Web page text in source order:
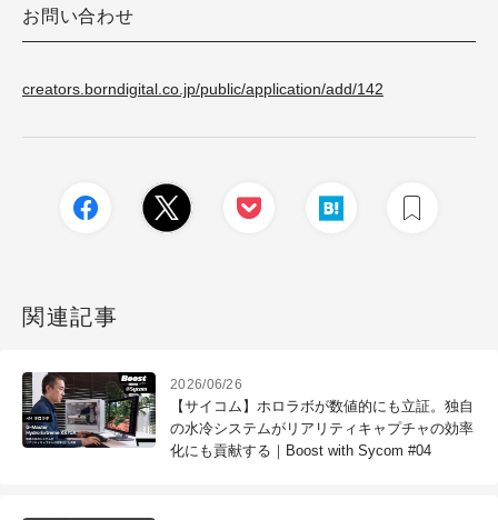
お問い合わせ
creators.borndigital.co.jp/public/application/add/142
関連記事
2026/06/26
【サイコム】ホロラボが数値的にも立証。独自
の水冷システムがリアリティキャプチャの効率
化にも貢献する｜Boost with Sycom #04